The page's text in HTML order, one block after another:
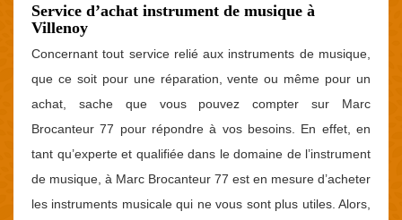
Service d’achat instrument de musique à
Villenoy
Concernant tout service relié aux instruments de musique,
que ce soit pour une réparation, vente ou même pour un
achat, sache que vous pouvez compter sur Marc
Brocanteur 77 pour répondre à vos besoins. En effet, en
tant qu’experte et qualifiée dans le domaine de l’instrument
de musique, à Marc Brocanteur 77 est en mesure d’acheter
les instruments musicale qui ne vous sont plus utiles. Alors,